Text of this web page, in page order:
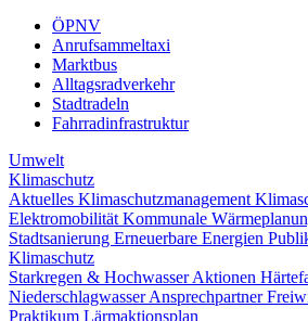
ÖPNV
Anrufsammeltaxi
Marktbus
Alltagsradverkehr
Stadtradeln
Fahrradinfrastruktur
Umwelt
Klimaschutz
Aktuelles Klimaschutzmanagement
Elektromobilität Kommunale
Stadtsanierung Erneuerbare Energien
Klimaschutz
Starkregen & HochwasserAktionen
NiederschlagwasserAnsprechpartner
Praktikum Lärmaktionsplan